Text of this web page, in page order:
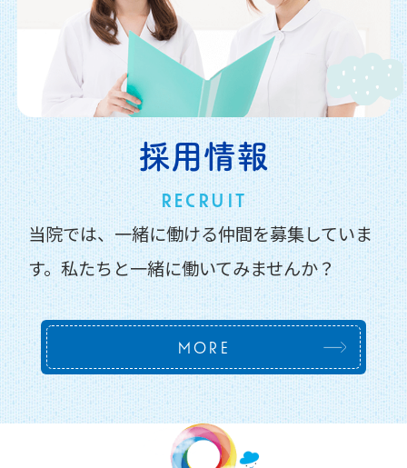
採用情報
RECRUIT
当院では、一緒に働ける仲間を募集していま
す。私たちと一緒に働いてみませんか？
MORE